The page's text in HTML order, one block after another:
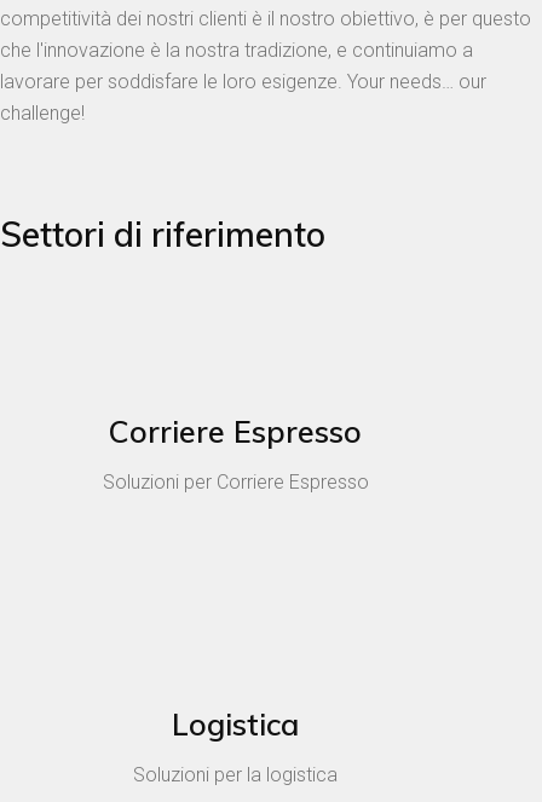
competitività dei nostri clienti è il nostro obiettivo, è per questo
che l'innovazione è la nostra tradizione, e continuiamo a
lavorare per soddisfare le loro esigenze. Your needs… our
challenge!
Settori di riferimento
Corriere Espresso
Soluzioni per Corriere Espresso
Logistica
Soluzioni per la logistica